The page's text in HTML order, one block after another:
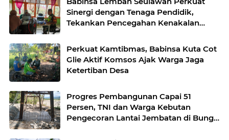
Sinergi dengan Tenaga Pendidik,
Tekankan Pencegahan Kenakalan
Perkuat Kamtibmas, Babinsa Kuta Cot
Glie Aktif Komsos Ajak Warga Jaga
Ketertiban Desa
Progres Pembangunan Capai 51
Persen, TNI dan Warga Kebutan
Pengecoran Lantai Jembatan di Bunga